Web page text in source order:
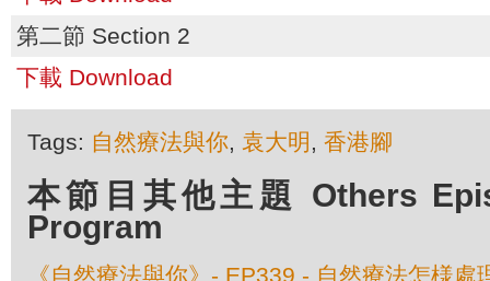
第二節 Section 2
下載 Download
Tags: 自然療法與你, 袁大明 , 香港腳
本節目其他主題 Others
Program
《自然療法與你》- EP339 - 自然療法怎様處